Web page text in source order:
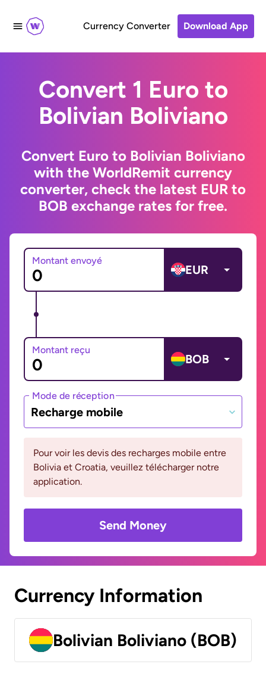
Currency Converter Download App
Convert 1 Euro to
Bolivian Boliviano
Convert Euro to Bolivian Boliviano
with the WorldRemit currency
converter, check the latest EUR to
BOB exchange rates for free.
Montant envoyé
EUR
Montant reçu
BOB
Mode de réception
Recharge mobile
Pour voir les devis des recharges mobile entre
Bolivia et Croatia, veuillez télécharger notre
application.
Send Money
Currency Information
Bolivian Boliviano (BOB)